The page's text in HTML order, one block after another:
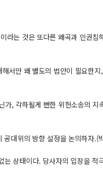
는 것은 또다른 왜곡과 인권침
서만 왜 별도의 법안이 필요한
, 각하될게 뻔한 위헌소송의
대위의 방향 설정을 논의하자.(
상태이다. 당사자의 입장을 적